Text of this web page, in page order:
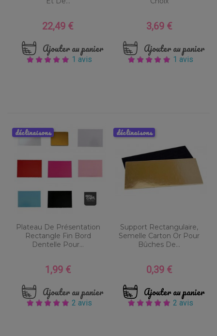
Prix
22,49 €
Ajouter au panier
1 avis
Prix
3,69 €
Ajouter au panier
1 avis
Plateau De Présentation
Rectangle Fin Bord
Dentelle Pour...
Prix
1,99 €
Ajouter au panier
2 avis
déclinaisons
Support Rectangulaire,
Semelle Carton Or Pour
Bûches De...
Prix
0,39 €
Ajouter au panier
2 avis
déclinaisons